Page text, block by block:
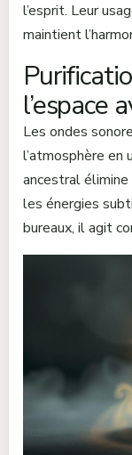
l’esprit. Leur
maintient
l’espace
Les ondes
l’atmosphère en
ancestral
les énergies
bureaux, il agit